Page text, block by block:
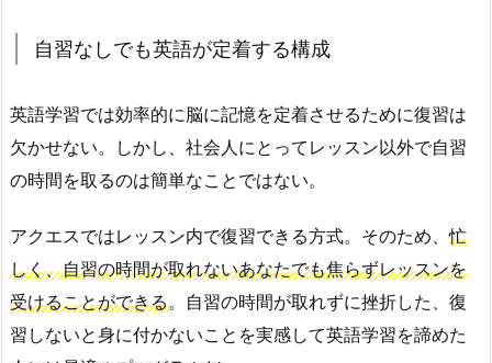
自習なしでも英語が定着する構成
英語学習では効率的に脳に記憶を定着させるために復習は
欠かせない。しかし、社会人にとってレッスン以外で自習
の時間を取るのは簡単なことではない。
アクエスではレッスン内で復習できる方式。そのため、忙
しく、自習の時間が取れないあなたでも焦らずレッスンを
受けることができる。自習の時間が取れずに挫折した、復
習しないと身に付かないことを実感して英語学習を諦めた